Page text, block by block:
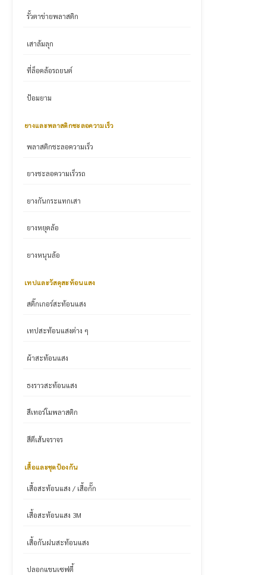
รั้วตาข่ายพลาสติก
เสาล้มลุก
ที่ล็อคล้อรถยนต์
ป้อมยาม
ยางและพลาสติกชะลอความเร็ว
พลาสติกชะลอความเร็ว
ยางชะลอความเร็วรถ
ยางกันกระแทกเสา
ยางหยุดล้อ
ยางหนุนล้อ
เทปและวัสดุสะท้อนแสง
สติ๊กเกอร์สะท้อนแสง
เทปสะท้อนแสงต่าง ๆ
ผ้าสะท้อนแสง
ธงราวสะท้อนแสง
สีเทอร์โมพลาสติก
สีตีเส้นจราจร
เสื้อและชุดป้องกัน
เสื้อสะท้อนแสง / เสื้อกั๊ก
เสื้อสะท้อนแสง 3M
เสื้อกันฝนสะท้อนแสง
ปลอกแขนเซฟตี้